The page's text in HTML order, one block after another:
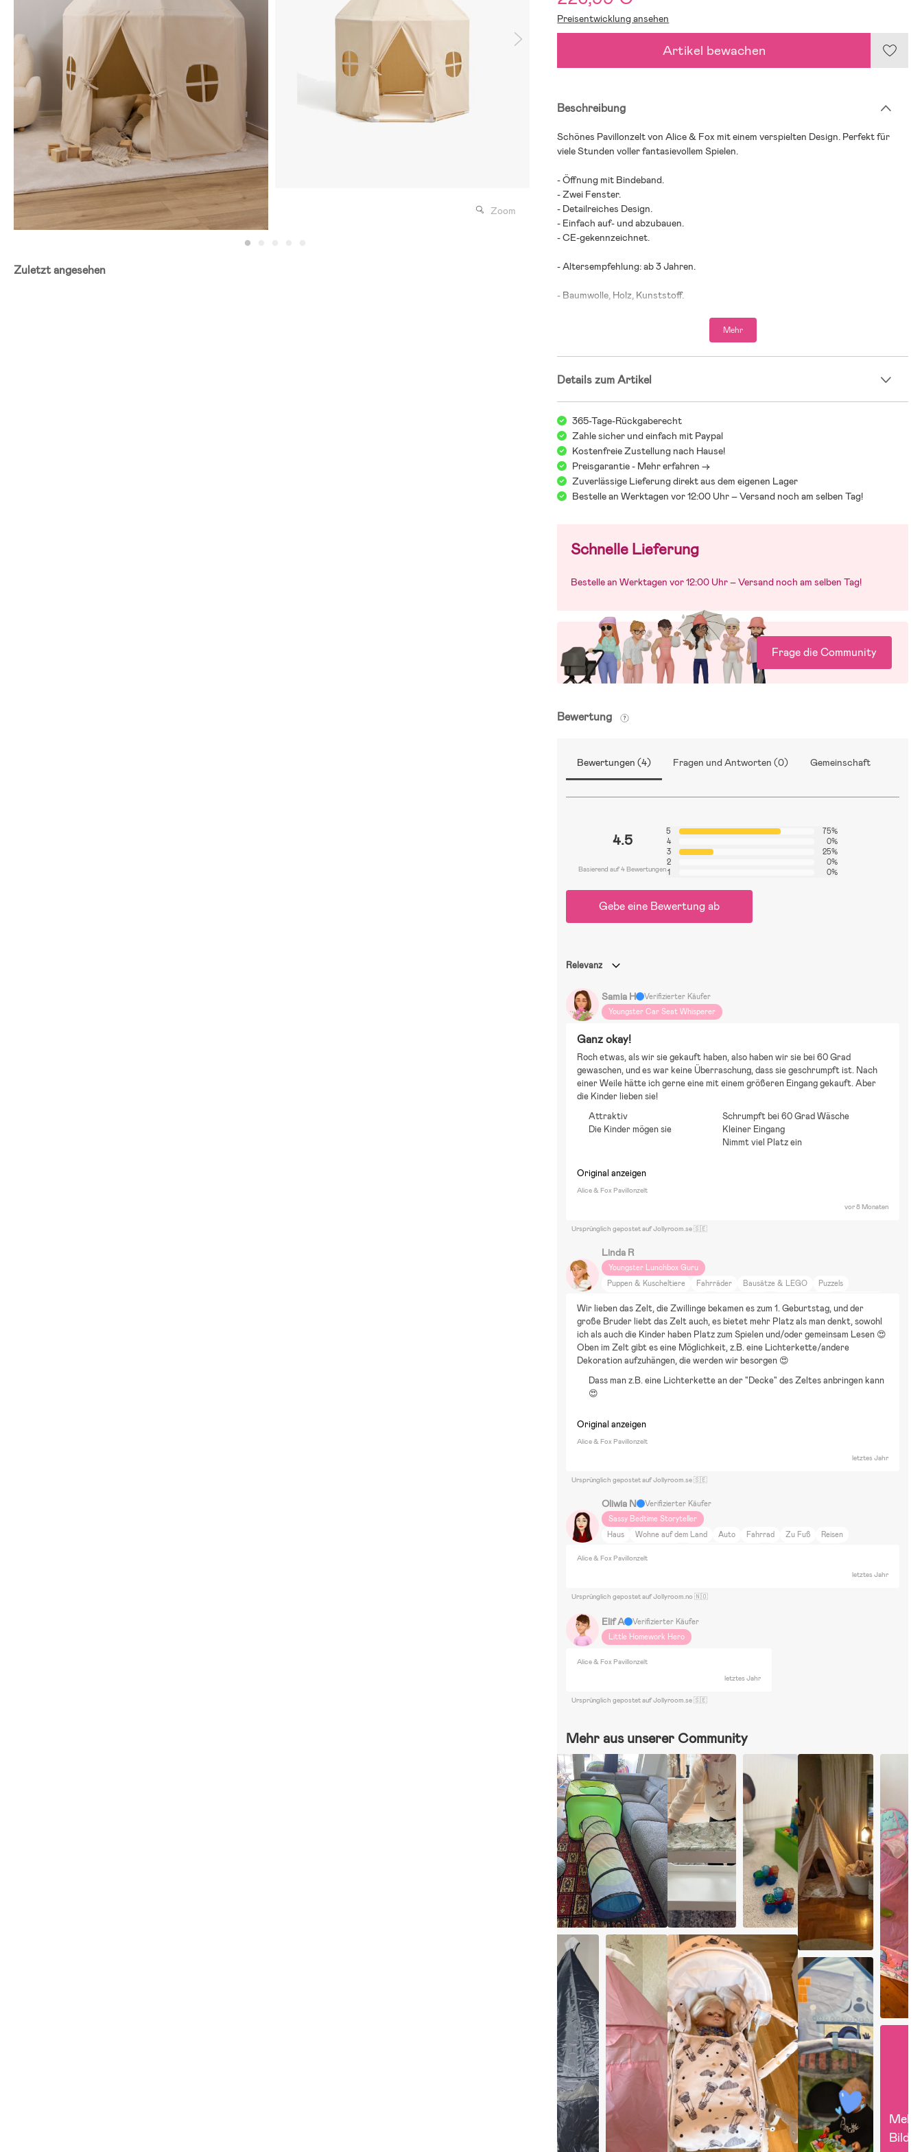
Zoom
Zuletzt angesehen
Preisentwicklung ansehen
Artikel bewachen
Beschreibung
Schönes Pavillonzelt von Alice & Fox mit einem verspielten Design. Perfekt für
viele Stunden voller fantasievollem Spielen.
- Öffnung mit Bindeband.
- Zwei Fenster.
- Detailreiches Design.
- Einfach auf- und abzubauen.
- CE-gekennzeichnet.
- Altersempfehlung: ab 3 Jahren.
- Baumwolle, Holz, Kunststoff.
Mehr
Details zum Artikel
365-Tage-Rückgaberecht
Zahle sicher und einfach mit Paypal
Kostenfreie Zustellung nach Hause!
Preisgarantie - Mehr erfahren ->
Zuverlässige Lieferung direkt aus dem eigenen Lager
Bestelle an Werktagen vor 12:00 Uhr – Versand noch am selben Tag!
Schnelle Lieferung
Bestelle an Werktagen vor 12:00 Uhr – Versand noch am selben Tag!
Frage die Community
Bewertung
Bewertungen (4) Fragen und Antworten (0) Gemeinschaft
4.5
Basierend auf 4 Bewertungen
5
75%
4
0%
3
25%
2
0%
1
0%
Gebe eine Bewertung ab
Relevanz
Samia H
Verifizierter Käufer
Youngster Car Seat Whisperer
Ganz okay!
Roch etwas, als wir sie gekauft haben, also haben wir sie bei 60 Grad
gewaschen, und es war keine Überraschung, dass sie geschrumpft ist. Nach
einer Weile hätte ich gerne eine mit einem größeren Eingang gekauft. Aber
die Kinder lieben sie!
Attraktiv
Die Kinder mögen sie
Schrumpft bei 60 Grad Wäsche
Kleiner Eingang
Nimmt viel Platz ein
Original anzeigen
Alice & Fox Pavillonzelt
vor 8 Monaten
Ursprünglich gepostet auf Jollyroom.se 🇸🇪
Linda R
Youngster Lunchbox Guru
Puppen & Kuscheltiere
Fahrräder Bausätze & LEGO
Puzzels
Fahrrad Zu Fuß
Reisen
Essen und Trinken
Zuhause und Garten
Schönheit und Mode
Film und Literatur
Einrichtung Bugaboo donkey twin
Wir lieben das Zelt, die Zwillinge bekamen es zum 1. Geburtstag, und der
große Bruder liebt das Zelt auch, es bietet mehr Platz als man denkt, sowohl
Oben im Zelt gibt es eine Möglichkeit, z.B. eine Lichterkette/andere
Dekoration aufzuhängen, die werden wir besorgen 😍
Dass man z.B. eine Lichterkette an der "Decke" des Zeltes anbringen kann
😍
Original anzeigen
Alice & Fox Pavillonzelt
letztes Jahr
Ursprünglich gepostet auf Jollyroom.se 🇸🇪
Oliwia N
Verifizierter Käufer
Sassy Bedtime Storyteller
Haus
Wohne auf dem Land Auto Fahrrad Zu Fuß
Reisen
BallSport
Alice & Fox Pavillonzelt
letztes Jahr
Ursprünglich gepostet auf Jollyroom.no 🇳🇴
Elif A
Verifizierter Käufer
Little Homework Hero
Alice & Fox Pavillonzelt
letztes Jahr
Ursprünglich gepostet auf Jollyroom.se 🇸🇪
Mehr aus unserer Community
Mehr
Bilder